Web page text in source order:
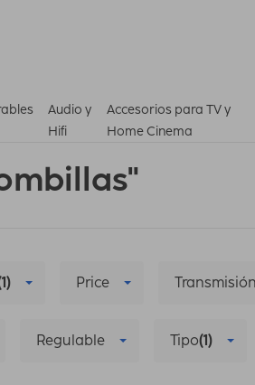
Audio y
Hifi
Accesorios para TV y
Home Cinema
Price
Regulable Tipo(1)